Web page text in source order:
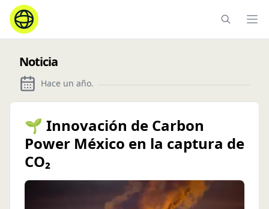
Noticia
Hace un año.
🌱 Innovación de Carbon
Power México en la captura de
CO₂